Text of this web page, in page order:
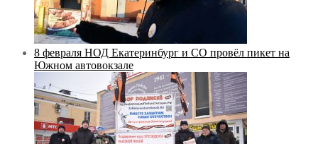
8 февраля НОД Екатеринбург и СО провёл пикет на
Южном автовокзале